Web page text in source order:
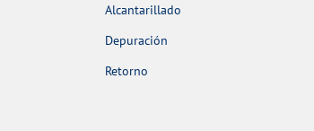
Alcantarillado
Depuración
Retorno